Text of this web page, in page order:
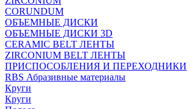
СORUNDUM
ОБЪЕМНЫЕ ДИСКИ
ОБЪЕМНЫЕ ДИСКИ 3D
CERAMIC BELT ЛЕНТЫ
ZIRCONIUM BELT ЛЕНТЫ
ПРИСПОСОБЛЕНИЯ И ПЕРЕХОДНИКИ
RBS Абразивные материалы
Круги
Круги